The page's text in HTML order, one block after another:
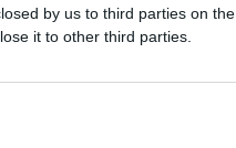
by us to third parties on the
it to other third parties.
Patakfalván